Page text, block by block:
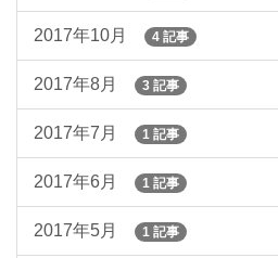
2017年10月 4 記事
2017年8月 3 記事
2017年7月 1 記事
2017年6月 1 記事
2017年5月 1 記事